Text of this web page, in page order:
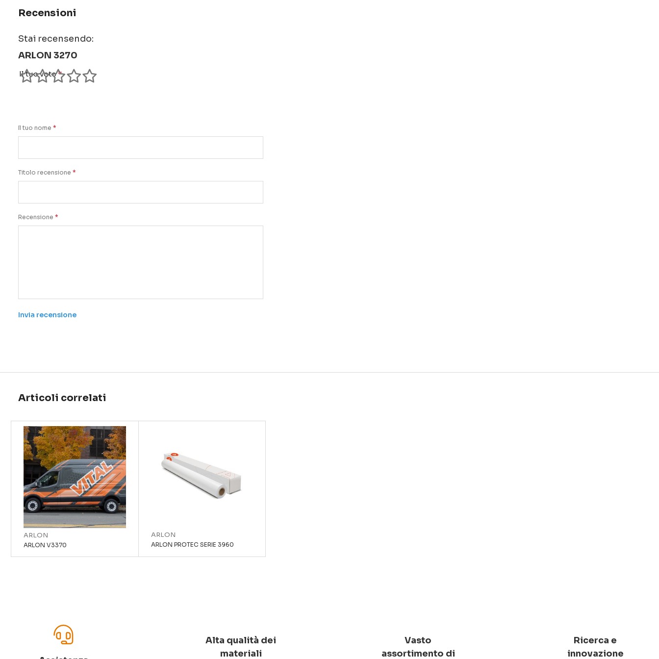
Recensioni
Stai recensendo:
ARLON 3270
Il tuo voto
Il tuo nome
Titolo recensione
Recensione
Invia recensione
Articoli correlati
ARLON
ARLON V3370
ARLON
ARLON PROTEC SERIE 3960
Alta qualità dei
materiali
Vasto
assortimento di
Ricerca e
innovazione